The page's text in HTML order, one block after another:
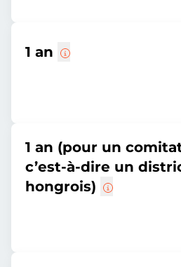
1 an
1 an (pour un
c’est-à-dire un
hongrois)